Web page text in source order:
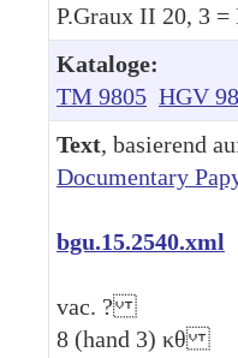
P.Graux II 20, 3 =
Kataloge:
TM 9805 HGV
Text, basierend
Documentary
bgu.15.2540.xml
vac. ?
8 (hand 3) κθ